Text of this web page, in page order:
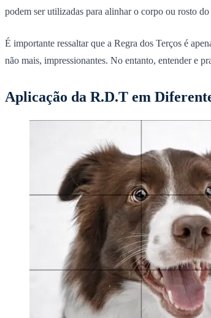
podem ser utilizadas para alinhar o corpo ou rosto
É importante ressaltar que a Regra dos Terços é
não mais, impressionantes. No entanto, entender e
Aplicação da R.D.T em